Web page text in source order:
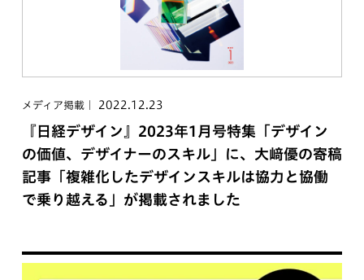
メディア掲載 2022.12.23
『日経デザイン』2023年1月号特集「デザイン
の価値、デザイナーのスキル」に、大﨑優の寄稿
記事「複雑化したデザインスキルは協力と協働
で乗り越える」が掲載されました